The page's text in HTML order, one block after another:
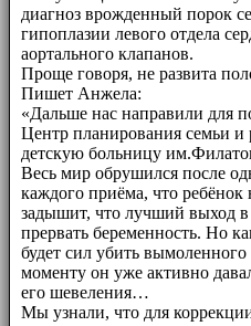
диагноз врожденный порок
гипоплазии левого отдела
аортального клапанов.
Проще говоря, не развита
Пишет Анжела:
«Дальше нас направили для
Центр планирования семьи
детскую больницу
Весь мир обрушился после
каждого приёма, что ребёнок
задышит, что лучший выход
прервать беременность. Но
будет сил убить
моменту он уже активно
его шевеления…
Мы узнали, что для